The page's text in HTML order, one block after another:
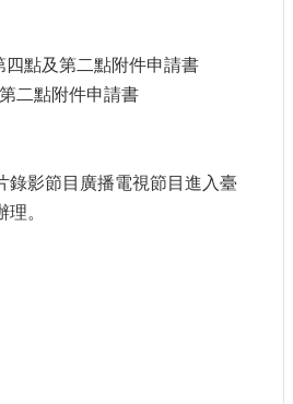
點及第二點附件申請書
二點附件申請書
錄影節目廣播電視節目進入臺
。